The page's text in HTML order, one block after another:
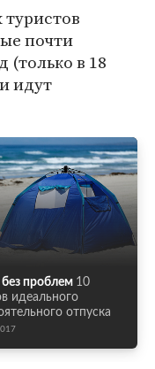
почти
(только в 18
идут
проблем 10
идеального
отпуска